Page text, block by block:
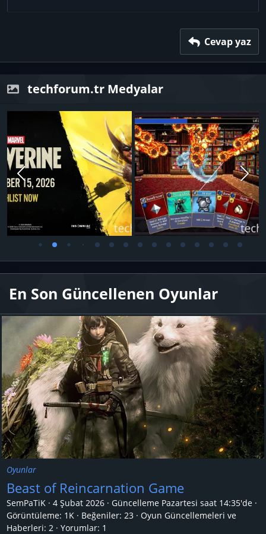
Cevap yaz
techforum.tr Medyalar
En Son Güncellenen Oyunlar
Oyunlar
Beast of Reincarnation Game
SemPaTiK 4 Şubat 2026 Güncelleme Pazartesi saat 14:35'de
Görüntüleme: 1K
Beğeniler: 23
Oyun Güncellemeleri ve
Haberleri: 2 Yorumlar: 1